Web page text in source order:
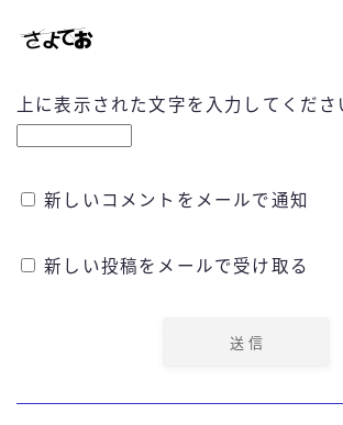
上に表示された文字を入力してくださ
新しいコメントをメールで通知
新しい投稿をメールで受け取る